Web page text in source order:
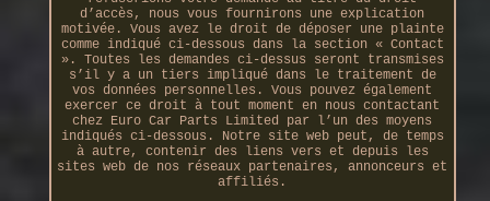
d’accès, nous vous fournirons une explication
motivée. Vous avez le droit de déposer une plainte
comme indiqué ci-dessous dans la section « Contact
». Toutes les demandes ci-dessus seront transmises
s’il y a un tiers impliqué dans le traitement de
vos données personnelles. Vous pouvez également
exercer ce droit à tout moment en nous contactant
chez Euro Car Parts Limited par l’un des moyens
indiqués ci-dessous. Notre site web peut, de temps
à autre, contenir des liens vers et depuis les
sites web de nos réseaux partenaires, annonceurs et
affiliés.